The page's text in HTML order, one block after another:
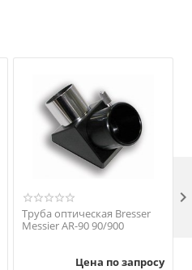
Труба оптическая Bresser
Messier AR-90 90/900
Цена по запросу
